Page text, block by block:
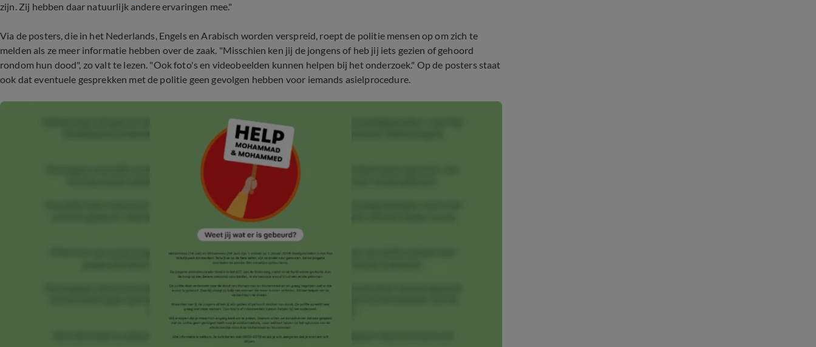
zijn. Zij hebben daar natuurlijk andere ervaringen mee."
Via de posters, die in het Nederlands, Engels en Arabisch worden verspreid, roept de politie mensen op om zich te
melden als ze meer informatie hebben over de zaak. "Misschien ken jij de jongens of heb jij iets gezien of gehoord
rondom hun dood", zo valt te lezen. "Ook foto's en videobeelden kunnen helpen bij het onderzoek." Op de posters staat
ook dat eventuele gesprekken met de politie geen gevolgen hebben voor iemands asielprocedure.